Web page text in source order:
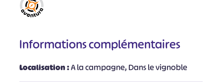
Informations complémentaires
Localisation :A la campagne, Dans le vignoble